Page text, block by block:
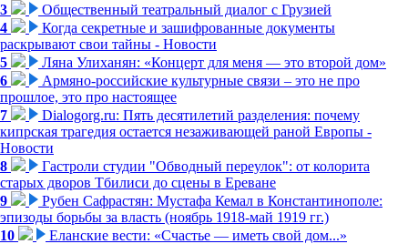
3
Общественный театральный диалог с Грузией
4
Когда секретные и зашифрованные документы
раскрывают свои тайны - Новости
5
Ляна Улиханян: «Концерт для меня — это второй дом»
6
Армяно-российские культурные связи – это не про
прошлое, это про настоящее
7
Dialogorg.ru: Пять десятилетий разделения: почему
кипрская трагедия остается незаживающей раной Европы -
Новости
8
Гастроли студии "Обводный переулок": от колорита
старых дворов Тбилиси до сцены в Ереване
9
Рубен Сафрастян: Мустафа Кемал в Константинополе:
эпизоды борьбы за власть (ноябрь 1918-май 1919 гг.)
10
Еланские вести: «Счастье — иметь свой дом...»